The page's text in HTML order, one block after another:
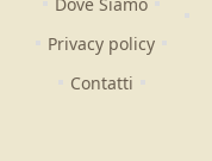
Privacy policy
Contatti